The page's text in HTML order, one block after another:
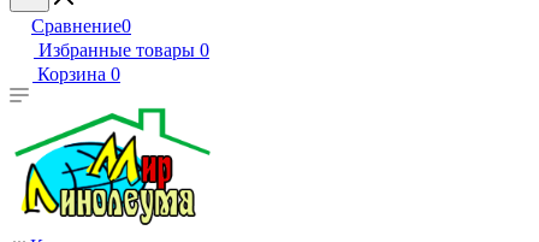
Сравнение0
Избранные товары 0
Корзина 0